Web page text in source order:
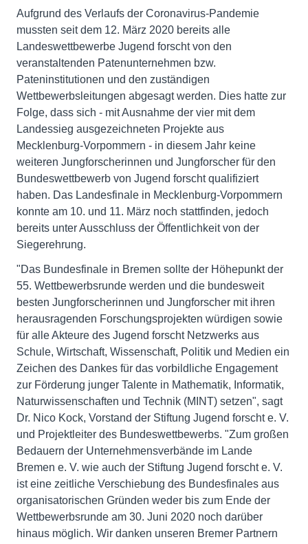
Aufgrund des Verlaufs der Coronavirus-Pandemie
mussten seit dem 12. März 2020 bereits alle
Landeswettbewerbe Jugend forscht von den
veranstaltenden Patenunternehmen bzw.
Pateninstitutionen und den zuständigen
Wettbewerbsleitungen abgesagt werden. Dies hatte zur
Folge, dass sich - mit Ausnahme der vier mit dem
Landessieg ausgezeichneten Projekte aus
Mecklenburg-Vorpommern - in diesem Jahr keine
weiteren Jungforscherinnen und Jungforscher für den
Bundeswettbewerb von Jugend forscht qualifiziert
haben. Das Landesfinale in Mecklenburg-Vorpommern
konnte am 10. und 11. März noch stattfinden, jedoch
bereits unter Ausschluss der Öffentlichkeit von der
Siegerehrung.
"Das Bundesfinale in Bremen sollte der Höhepunkt der
55. Wettbewerbsrunde werden und die bundesweit
besten Jungforscherinnen und Jungforscher mit ihren
herausragenden Forschungsprojekten würdigen sowie
für alle Akteure des Jugend forscht Netzwerks aus
Schule, Wirtschaft, Wissenschaft, Politik und Medien ein
Zeichen des Dankes für das vorbildliche Engagement
zur Förderung junger Talente in Mathematik, Informatik,
Naturwissenschaften und Technik (MINT) setzen", sagt
Dr. Nico Kock, Vorstand der Stiftung Jugend forscht e. V.
und Projektleiter des Bundeswettbewerbs. "Zum großen
Bedauern der Unternehmensverbände im Lande
Bremen e. V. wie auch der Stiftung Jugend forscht e. V.
ist eine zeitliche Verschiebung des Bundesfinales aus
organisatorischen Gründen weder bis zum Ende der
Wettbewerbsrunde am 30. Juni 2020 noch darüber
hinaus möglich. Wir danken unseren Bremer Partnern